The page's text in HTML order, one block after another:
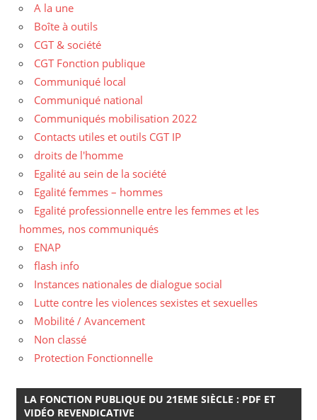
A la une
Boîte à outils
CGT & société
CGT Fonction publique
Communiqué local
Communiqué national
Communiqués mobilisation 2022
Contacts utiles et outils CGT IP
droits de l'homme
Egalité au sein de la société
Egalité femmes – hommes
Egalité professionnelle entre les femmes et les
hommes, nos communiqués
ENAP
flash info
Instances nationales de dialogue social
Lutte contre les violences sexistes et sexuelles
Mobilité / Avancement
Non classé
Protection Fonctionnelle
LA FONCTION PUBLIQUE DU 21EME SIÈCLE : PDF ET
VIDÉO REVENDICATIVE